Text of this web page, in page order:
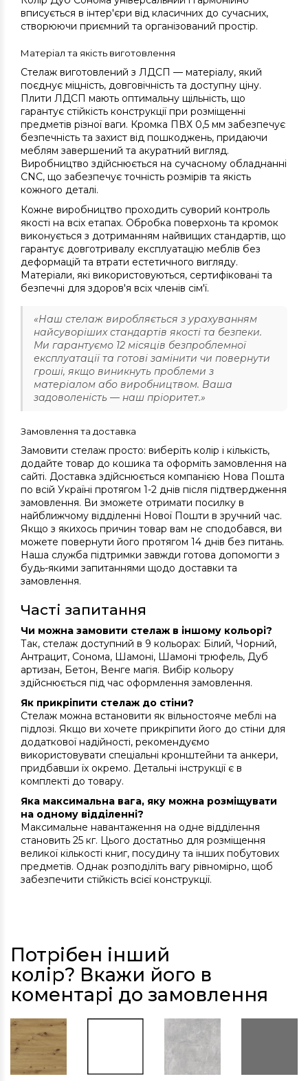
вписується в інтер'єри від класичних до сучасних,
створюючи приємний та організований простір.
Матеріал та якість виготовлення
Стелаж виготовлений з ЛДСП — матеріалу, який
поєднує міцність, довговічність та доступну ціну.
Плити ЛДСП мають оптимальну щільність, що
гарантує стійкість конструкції при розміщенні
предметів різної ваги. Кромка ПВХ 0,5 мм забезпечує
безпечність та захист від пошкоджень, придаючи
меблям завершений та акуратний вигляд.
Виробництво здійснюється на сучасному обладнанні
CNC, що забезпечує точність розмірів та якість
кожного деталі.
Кожне виробництво проходить суворий контроль
якості на всіх етапах. Обробка поверхонь та кромок
виконується з дотриманням найвищих стандартів, що
гарантує довготривалу експлуатацію меблів без
деформацій та втрати естетичного вигляду.
Матеріали, які використовуються, сертифіковані та
безпечні для здоров'я всіх членів сім'ї.
«Наш стелаж виробляється з урахуванням
найсуворіших стандартів якості та безпеки.
Ми гарантуємо 12 місяців безпроблемної
експлуатації та готові замінити чи повернути
гроші, якщо виникнуть проблеми з
матеріалом або виробництвом. Ваша
задоволеність — наш пріоритет.»
Замовлення та доставка
Замовити стелаж просто: виберіть колір і кількість,
додайте товар до кошика та оформіть замовлення на
сайті. Доставка здійснюється компанією Нова Пошта
по всій Україні протягом 1-2 днів після підтвердження
замовлення. Ви зможете отримати посилку в
найближчому відділенні Нової Пошти в зручний час.
Якщо з якихось причин товар вам не сподобався, ви
можете повернути його протягом 14 днів без питань.
Наша служба підтримки завжди готова допомогти з
будь-якими запитаннями щодо доставки та
замовлення.
Часті запитання
Чи можна замовити стелаж в іншому кольорі?
Так, стелаж доступний в 9 кольорах: Білий, Чорний,
Антрацит, Сонома, Шамоні, Шамоні трюфель, Дуб
артизан, Бетон, Венге магія. Вибір кольору
здійснюється під час оформлення замовлення.
Як прикріпити стелаж до стіни?
Стелаж можна встановити як вільностояче меблі на
підлозі. Якщо ви хочете прикріпити його до стіни для
додаткової надійності, рекомендуємо
використовувати спеціальні кронштейни та анкери,
придбавши їх окремо. Детальні інструкції є в
комплекті до товару.
Яка максимальна вага, яку можна розміщувати
на одному відділенні?
Максимальне навантаження на одне відділення
становить 25 кг. Цього достатньо для розміщення
великої кількості книг, посудину та інших побутових
предметів. Однак розподіліть вагу рівномірно, щоб
забезпечити стійкість всієї конструкції.
Потрібен інший
колір? Вкажи його в
коментарі до замовлення